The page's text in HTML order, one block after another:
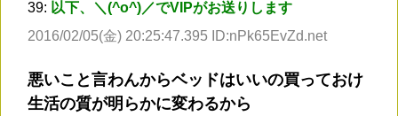
39: 以下、＼(^o^)／でVIPがお送りします
2016/02/05(金) 20:25:47.395 ID:nPk65EvZd.net
悪いこと言わんからベッドはいいの買っておけ
生活の質が明らかに変わるから